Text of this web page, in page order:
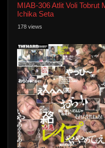
MIAB-306 Atlit Voli Tobrut
Ichika Seta
178 views